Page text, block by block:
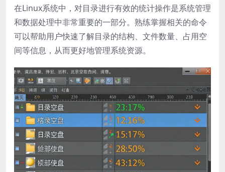
在Linux系统中，对目录进行有效的统计操作是系统管理
和数据处理中非常重要的一部分。熟练掌握相关的命令
可以帮助用户快速了解目录的结构、文件数量、占用空
间等信息，从而更好地管理系统资源。